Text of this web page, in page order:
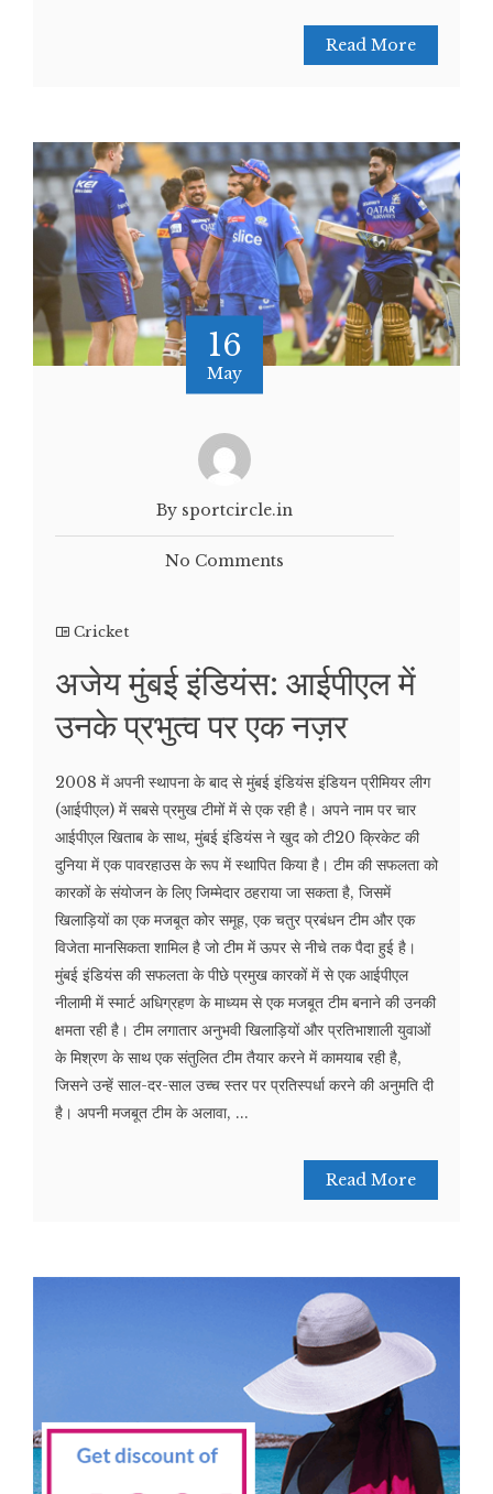
Read More
16
May
By sportcircle.in
No Comments
Cricket
अजेय मुंबई इंडियंस: आईपीएल में
उनके प्रभुत्व पर एक नज़र
2008 में अपनी स्थापना के बाद से मुंबई इंडियंस इंडियन प्रीमियर लीग
(आईपीएल) में सबसे प्रमुख टीमों में से एक रही है। अपने नाम पर चार
आईपीएल खिताब के साथ, मुंबई इंडियंस ने खुद को टी20 क्रिकेट की
दुनिया में एक पावरहाउस के रूप में स्थापित किया है। टीम की सफलता को
कारकों के संयोजन के लिए जिम्मेदार ठहराया जा सकता है, जिसमें
खिलाड़ियों का एक मजबूत कोर समूह, एक चतुर प्रबंधन टीम और एक
विजेता मानसिकता शामिल है जो टीम में ऊपर से नीचे तक पैदा हुई है।
मुंबई इंडियंस की सफलता के पीछे प्रमुख कारकों में से एक आईपीएल
नीलामी में स्मार्ट अधिग्रहण के माध्यम से एक मजबूत टीम बनाने की उनकी
क्षमता रही है। टीम लगातार अनुभवी खिलाड़ियों और प्रतिभाशाली युवाओं
के मिश्रण के साथ एक संतुलित टीम तैयार करने में कामयाब रही है,
जिसने उन्हें साल-दर-साल उच्च स्तर पर प्रतिस्पर्धा करने की अनुमति दी
है। अपनी मजबूत टीम के अलावा, ...
Read More